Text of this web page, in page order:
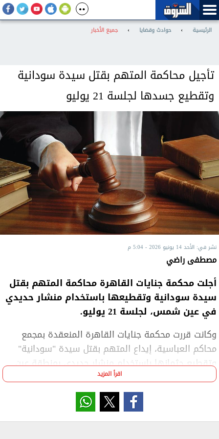
الرئيسية › حوادث وقضايا › جميع الأخبار
تأجيل محاكمة المتهم بقتل سيدة سودانية
وتقطيع جسدها لجلسة 21 يوليو
نشر في: الأحد 14 يونيو 2026 - 5:04 م
مصطفى راضي
أجلت محكمة جنايات القاهرة محاكمة المتهم بقتل
سيدة سودانية وتقطيعها باستخدام منشار حديدي
في عين شمس، لجلسة 21 يوليو.
وكانت قررت محكمة جنايات القاهرة المنعقدة بمجمع
محاكم العباسية، إيداع المتهم بقتل سيدة "سودانية"
وتقطيع جثمانها باستخدام منشار حديدي بمنطقة عين
شمس، داخل مستشفى الصحة النفسية والعصبية لبيان
مدى سلامة قواه العقلية والنفسية وقت ارتكاب
اقرأ المزيد